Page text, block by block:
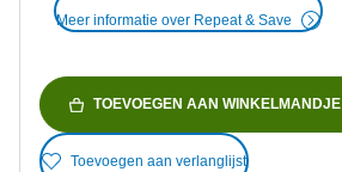
Meer informatie over Repeat & Save
TOEVOEGEN AAN WINKELMANDJE
Toevoegen aan verlanglijst